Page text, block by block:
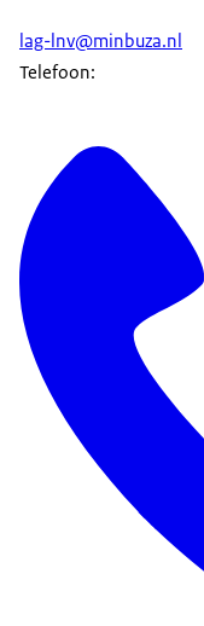
lag-lnv@minbuza.nl
Telefoon: